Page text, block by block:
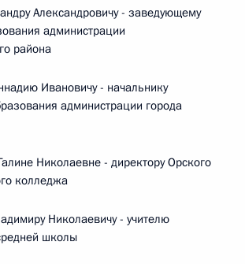
Александровичу - заведующему
администрации
района
Ивановичу - начальнику
администрации города
Николаевне - директору Орского
колледжа
Николаевичу - учителю
школы